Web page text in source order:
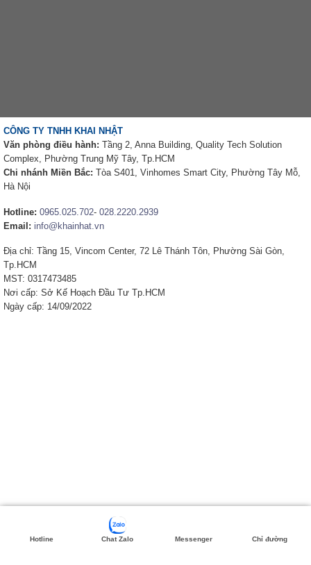
CÔNG TY TNHH KHAI NHẬT
Văn phòng điều hành: Tầng 2, Anna Building, Quality Tech Solution
Complex, Phường Trung Mỹ Tây, Tp.HCM
Chi nhánh Miền Bắc: Tòa S401, Vinhomes Smart City, Phường Tây Mỗ,
Hà Nội
Hotline: 0965.025.702- 028.2220.2939
Email: info@khainhat.vn
Địa chỉ: Tầng 15, Vincom Center, 72 Lê Thánh Tôn, Phường Sài Gòn,
Tp.HCM
MST: 0317473485
Nơi cấp: Sở Kế Hoạch Đầu Tư Tp.HCM
Ngày cấp: 14/09/2022
Hotline Chat Zalo Messenger Chỉ đường